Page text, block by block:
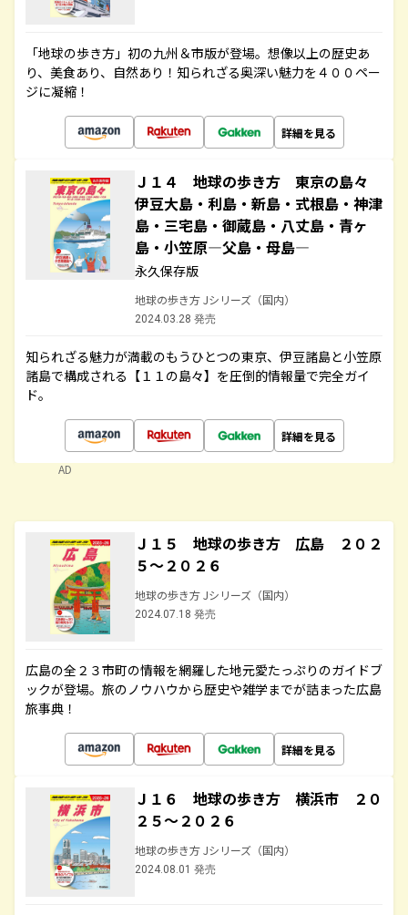
「地球の歩き方」初の九州＆市版が登場。想像以上の歴史あ
り、美食あり、自然あり！知られざる奥深い魅力を４００ペー
ジに凝縮！
詳細を見る
Ｊ１４ 地球の歩き方 東京の島々
伊豆大島・利島・新島・式根島・神津
島・三宅島・御蔵島・八丈島・青ヶ
島・小笠原―父島・母島―
永久保存版
地球の歩き方 Jシリーズ（国内）
2024.03.28 発売
知られざる魅力が満載のもうひとつの東京、伊豆諸島と小笠原
諸島で構成される【１１の島々】を圧倒的情報量で完全ガイ
ド。
詳細を見る
AD
Ｊ１５ 地球の歩き方 広島 ２０２
５～２０２６
地球の歩き方 Jシリーズ（国内）
2024.07.18 発売
広島の全２３市町の情報を網羅した地元愛たっぷりのガイドブ
ックが登場。旅のノウハウから歴史や雑学までが詰まった広島
旅事典！
詳細を見る
Ｊ１６ 地球の歩き方 横浜市 ２０
２５～２０２６
地球の歩き方 Jシリーズ（国内）
2024.08.01 発売